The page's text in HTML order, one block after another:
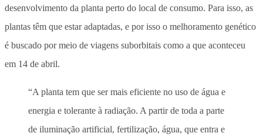
desenvolvimento da planta perto do local de consumo. Para isso, as
plantas têm que estar adaptadas, e por isso o melhoramento genético
é buscado por meio de viagens suborbitais como a que aconteceu
em 14 de abril.
“A planta tem que ser mais eficiente no uso de água e
energia e tolerante à radiação. A partir de toda a parte
de iluminação artificial, fertilização, água, que entra e